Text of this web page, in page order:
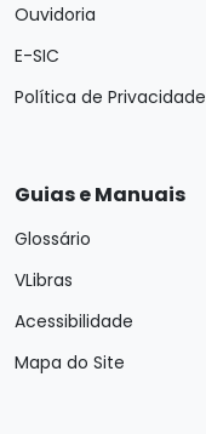
Ouvidoria
E-SIC
Política de Privacidade
Guias e Manuais
Glossário
VLibras
Acessibilidade
Mapa do Site